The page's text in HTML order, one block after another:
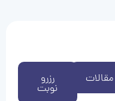
رزرو
نوبت
مقالات